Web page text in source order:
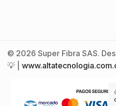
© 2026 Super Fibra SAS.
💡 |